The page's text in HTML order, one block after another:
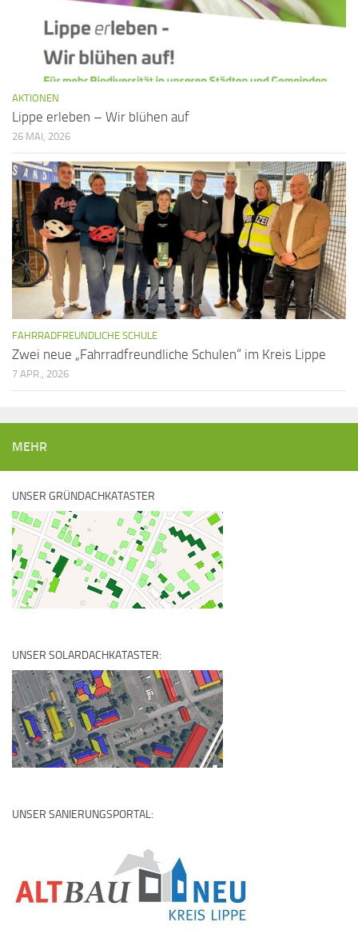
i
o
AKTIONEN
Lippe erleben – Wir blühen auf
26 MAI, 2026
FAHRRADFREUNDLICHE SCHULE
Zwei neue „Fahrradfreundliche Schulen“ im Kreis Lippe
7 APR., 2026
MEHR
UNSER GRÜNDACHKATASTER
UNSER SOLARDACHKATASTER:
UNSER SANIERUNGSPORTAL: